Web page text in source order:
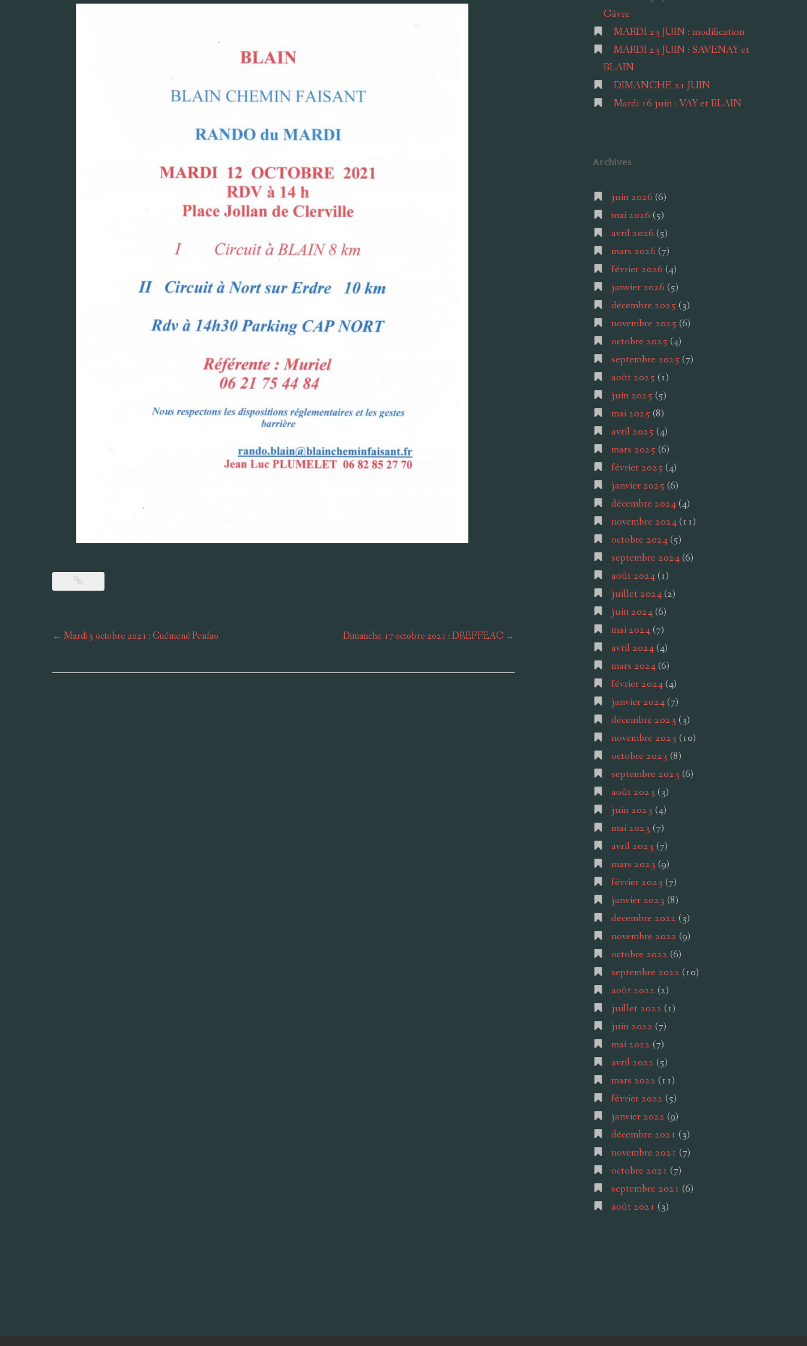
Post
← Mardi 5 octobre 2021 : Guémené Penfao Dimanche 17 octobre 2021 : DREFFEAC →
Gâvre
MARDI 23 JUIN : modification
MARDI 23 JUIN : SAVENAY et
BLAIN
DIMANCHE 21 JUIN
Mardi 16 juin : VAY et BLAIN
Archives
juin 2026 (6)
mai 2026 (5)
avril 2026 (5)
mars 2026 (7)
février 2026 (4)
janvier 2026 (5)
décembre 2025 (3)
novembre 2025 (6)
octobre 2025 (4)
septembre 2025 (7)
août 2025 (1)
juin 2025 (5)
mai 2025 (8)
avril 2025 (4)
mars 2025 (6)
février 2025 (4)
janvier 2025 (6)
décembre 2024(4)
novembre 2024(11)
octobre 2024(5)
septembre 2024(6)
août 2024(1)
juillet 2024(2)
juin 2024(6)
mai 2024(7)
avril 2024(4)
mars 2024(6)
février 2024(4)
janvier 2024(7)
décembre 2023 (3)
novembre 2023 (10)
octobre 2023 (8)
septembre 2023 (6)
août 2023 (3)
juin 2023 (4)
mai 2023 (7)
avril 2023 (7)
mars 2023 (9)
février 2023 (7)
janvier 2023 (8)
décembre 2022 (3)
novembre 2022 (9)
octobre 2022 (6)
septembre 2022 (10)
août 2022 (2)
juillet 2022 (1)
juin 2022 (7)
mai 2022 (7)
avril 2022 (5)
mars 2022 (11)
février 2022 (5)
janvier 2022 (9)
décembre 2021 (3)
novembre 2021 (7)
octobre 2021 (7)
septembre 2021 (6)
août 2021 (3)